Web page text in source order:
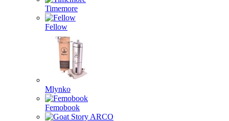
Timemore
Fellow
Mlynko
Femobook